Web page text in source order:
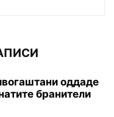
оддаде
бранители